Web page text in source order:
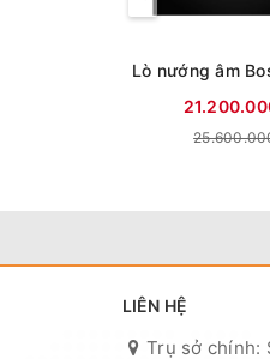
LIÊN HỆ
Trụ sở chính: